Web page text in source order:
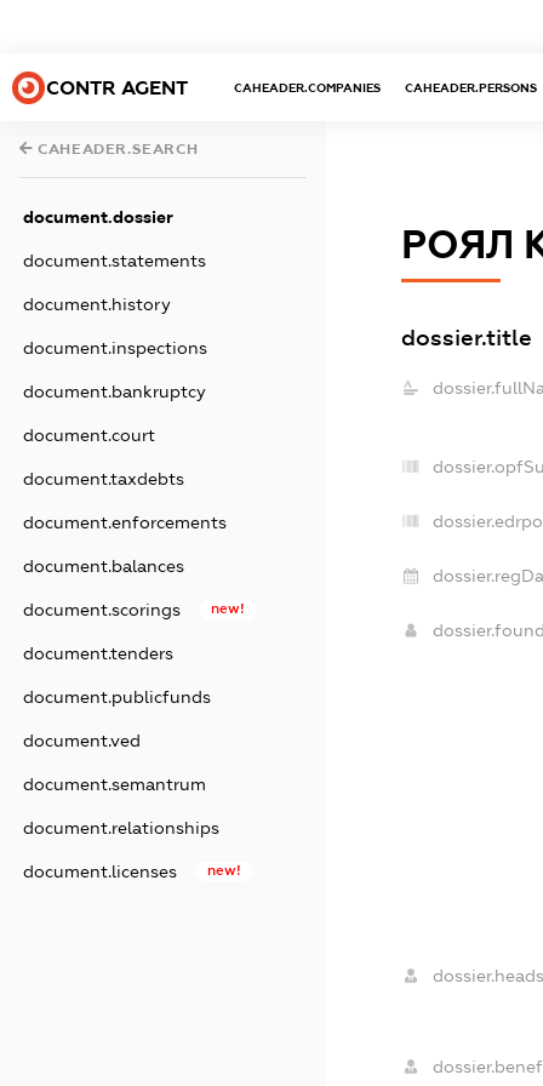
CONTR AGENT CAHEADER.COMPANIES CAHEADER.PERSONS
CAHEADER.SEARCH
document.dossier
document.statements
document.history
document.inspections
document.bankruptcy
document.court
document.taxdebts
document.enforcements
document.balances
document.scorings new!
document.tenders
document.publicfunds
document.ved
document.semantrum
document.relationships
document.licenses new!
РОЯЛ
dossier.title